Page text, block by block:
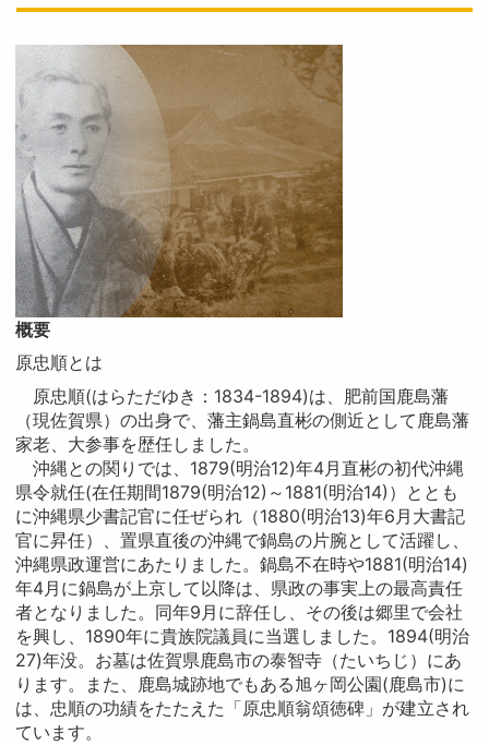
概要
原忠順とは
原忠順(はらただゆき：1834-1894)は、肥前国鹿島藩
（現佐賀県）の出身で、藩主鍋島直彬の側近として鹿島藩
家老、大参事を歴任しました。
沖縄との関りでは、1879(明治12)年4月直彬の初代沖縄
県令就任(在任期間1879(明治12)～1881(明治14)）ととも
に沖縄県少書記官に任ぜられ（1880(明治13)年6月大書記
官に昇任）、置県直後の沖縄で鍋島の片腕として活躍し、
沖縄県政運営にあたりました。鍋島不在時や1881(明治14)
年4月に鍋島が上京して以降は、県政の事実上の最高責任
者となりました。同年9月に辞任し、その後は郷里で会社
を興し、1890年に貴族院議員に当選しました。1894(明治
27)年没。お墓は佐賀県鹿島市の泰智寺（たいちじ）にあ
ります。また、鹿島城跡地でもある旭ヶ岡公園(鹿島市)に
は、忠順の功績をたたえた「原忠順翁頌徳碑」が建立され
ています。